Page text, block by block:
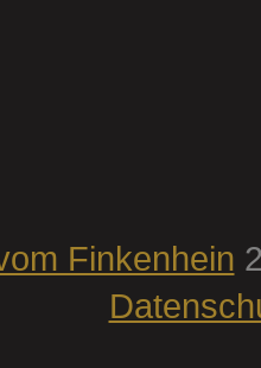
Finkenhein